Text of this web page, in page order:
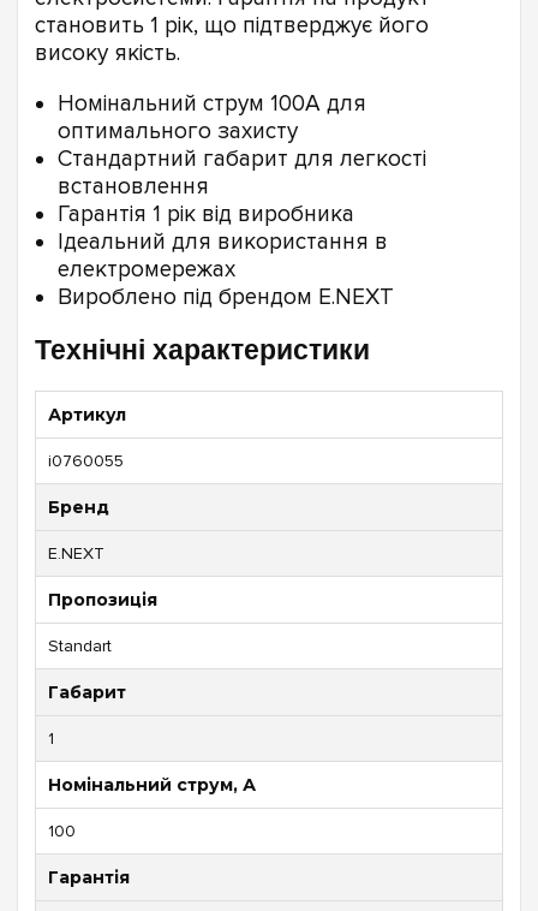
становить 1 рік, що підтверджує його
високу якість.
Номінальний струм 100А для
оптимального захисту
Стандартний габарит для легкості
встановлення
Гарантія 1 рік від виробника
Ідеальний для використання в
електромережах
Вироблено під брендом E.NEXT
Технічні характеристики
Артикул
i0760055
Бренд
E.NEXT
Пропозиція
Standart
Габарит
1
Номінальний струм, А
100
Гарантія